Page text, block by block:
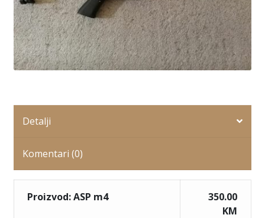
Detalji
Komentari (0)
Proizvod: ASP m4
350.00
KM